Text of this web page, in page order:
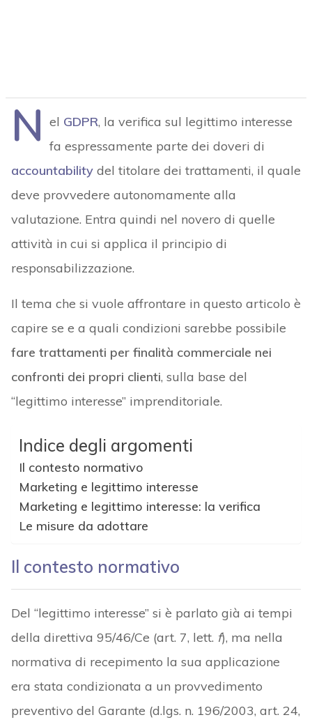
N el GDPR, la verifica sul legittimo interesse
fa espressamente parte dei doveri di
accountability del titolare dei trattamenti, il quale
deve provvedere autonomamente alla
valutazione. Entra quindi nel novero di quelle
attività in cui si applica il principio di
responsabilizzazione.
Il tema che si vuole affrontare in questo articolo è
capire se e a quali condizioni sarebbe possibile
fare trattamenti per finalità commerciale nei
confronti dei propri clienti, sulla base del
“legittimo interesse” imprenditoriale.
Indice degli argomenti
Il contesto normativo
Marketing e legittimo interesse
Marketing e legittimo interesse: la verifica
Le misure da adottare
Il contesto normativo
Del “legittimo interesse” si è parlato già ai tempi
della direttiva 95/46/Ce (art. 7, lett. f), ma nella
normativa di recepimento la sua applicazione
era stata condizionata a un provvedimento
preventivo del Garante (d.lgs. n. 196/2003, art. 24,